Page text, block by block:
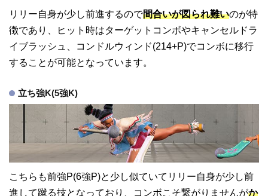
リリー自身が少し前進するので間合いが図られ難いのが特
徴であり、ヒット時はターゲットコンボやキャンセルドラ
イブラッシュ、コンドルウィンド(214+P)でコンボに移行
することが可能となっています。
立ち強K(5強K)
こちらも前強P(6強P)と少し似ていてリリー自身が少し前
進して蹴る技となっており、コンボこそ繋がりませんがか